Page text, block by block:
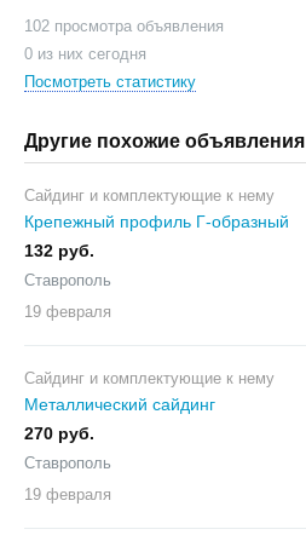
102 просмотра объявления
0 из них сегодня
Посмотреть статистику
Другие похожие объявления
Сайдинг и комплектующие к нему
Крепежный профиль Г-образный
132 руб.
Ставрополь
19 февраля
Сайдинг и комплектующие к нему
Металлический сайдинг
270 руб.
Ставрополь
19 февраля